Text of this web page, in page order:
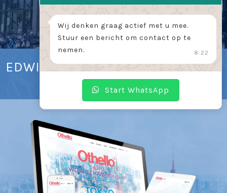
EDWIN GROEN TWEEWIELERS B.V.
BOUW WEBSITE
Wij denken graag actief met u mee.
Stuur een bericht om contact op te
nemen.
8:22
Start WhatsApp